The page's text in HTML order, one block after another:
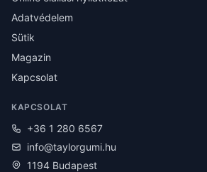
Adatvédelem
Sütik
Magazin
Kapcsolat
KAPCSOLAT
+36 1 280 6567
info@taylorgumi.hu
1194 Budapest